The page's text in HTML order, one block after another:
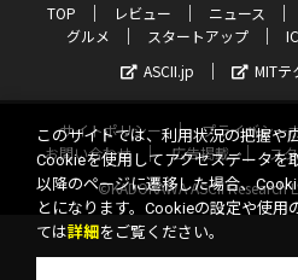
TOP レビュー ニュース
グルメ
スタートアップ
ASCII.jp
MITテ
サイトポリシー プライバシー
お問い合わせ
広告掲載 ス
©KADOKAWA ASCII
このサイトでは、利用状況の把握や
Cookieを使用してアクセスデータを
以降のページに遷移した場合、
とになります。Cookieの設定や使用
ては詳細 をご覧ください。